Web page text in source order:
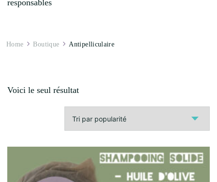
responsables
Home Boutique Antipelliculaire
Voici le seul résultat